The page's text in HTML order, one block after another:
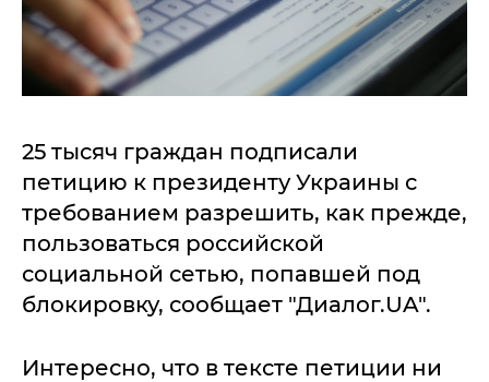
25 тысяч граждан подписали
петицию к президенту Украины с
требованием разрешить, как прежде,
пользоваться российской
социальной сетью, попавшей под
блокировку, сообщает "Диалог.UA".
Интересно, что в тексте петиции ни